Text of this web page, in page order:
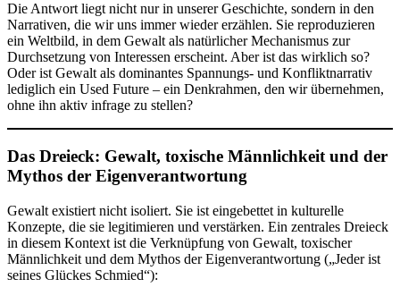
Die Antwort liegt nicht nur in unserer Geschichte, sondern in den
Narrativen, die wir uns immer wieder erzählen. Sie reproduzieren
ein Weltbild, in dem Gewalt als natürlicher Mechanismus zur
Durchsetzung von Interessen erscheint. Aber ist das wirklich so?
Oder ist Gewalt als dominantes Spannungs- und Konfliktnarrativ
lediglich ein Used Future – ein Denkrahmen, den wir übernehmen,
ohne ihn aktiv infrage zu stellen?
Das Dreieck: Gewalt, toxische Männlichkeit und der
Mythos der Eigenverantwortung
Gewalt existiert nicht isoliert. Sie ist eingebettet in kulturelle
Konzepte, die sie legitimieren und verstärken. Ein zentrales Dreieck
in diesem Kontext ist die Verknüpfung von Gewalt, toxischer
Männlichkeit und dem Mythos der Eigenverantwortung („Jeder ist
seines Glückes Schmied“):